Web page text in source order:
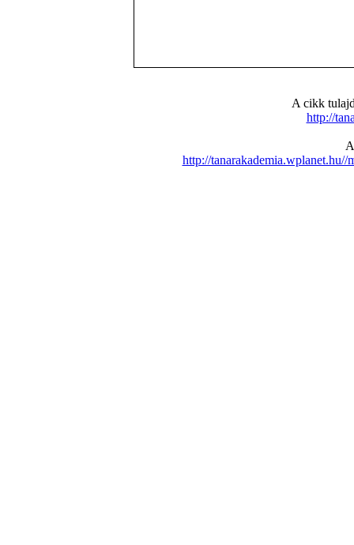
A cikk
http://
http://